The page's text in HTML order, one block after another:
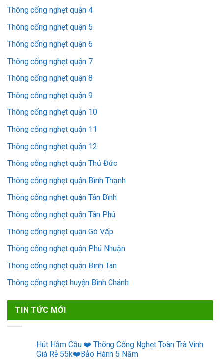
Thông cống nghẹt quận 4
Thông cống nghẹt quận 5
Thông cống nghẹt quận 6
Thông cống nghẹt quận 7
Thông cống nghẹt quận 8
Thông cống nghẹt quận 9
Thông cống nghẹt quận 10
Thông cống nghẹt quận 11
Thông cống nghẹt quận 12
Thông cống nghẹt quận Thủ Đức
Thông cống nghẹt quận Bình Thạnh
Thông cống nghẹt quận Tân Bình
Thông cống nghẹt quận Tân Phú
Thông cống nghẹt quận Gò Vấp
Thông cống nghẹt quận Phú Nhuận
Thông cống nghẹt quận Bình Tân
Thông cống nghẹt huyện Bình Chánh
TIN TỨC MỚI
Hút Hầm Cầu ❤️ Thông Cống Nghẹt Toàn Trà Vinh
Giá Rẻ 55k❤️Bảo Hành 5 Năm